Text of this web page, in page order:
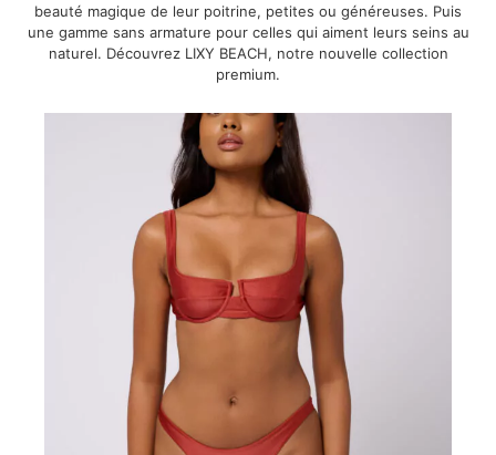
beauté magique de leur poitrine, petites ou généreuses. Puis
une gamme sans armature pour celles qui aiment leurs seins au
naturel. Découvrez LIXY BEACH, notre nouvelle collection
premium.